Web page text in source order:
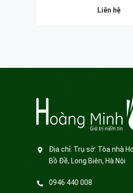
Liên hệ
Địa chỉ: Trụ sở: Tòa nhà
Bồ Đề, Long Biên, Hà Nội
0946 440 008